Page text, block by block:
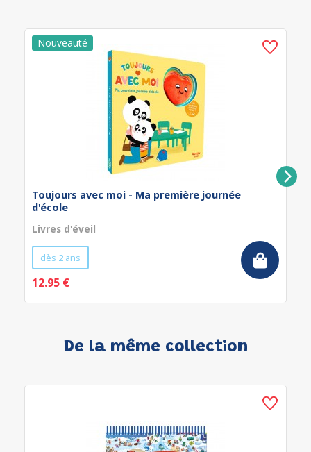
Toujours avec moi - Ma première journée
d'école
Livres d'éveil
dès 2 ans
12.95 €
De la même collection